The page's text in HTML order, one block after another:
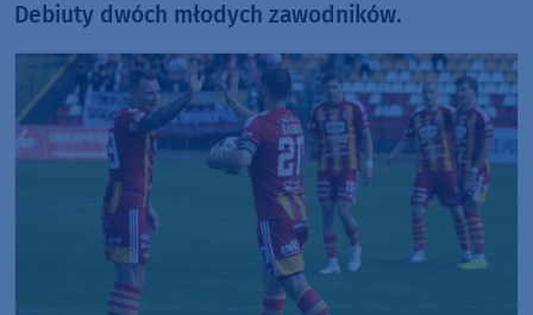
Debiuty dwóch młodych zawodników.